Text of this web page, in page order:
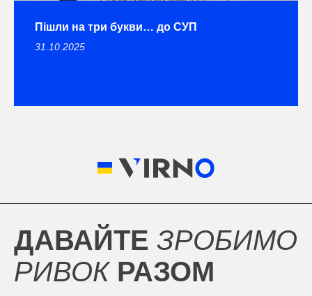
Пішли на три букви… до СУП
31.10.2025
ДАВАЙТЕ ЗРОБИМО
РИВОКРАЗОМ